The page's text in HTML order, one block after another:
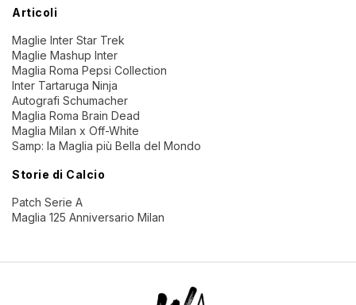
Articoli
Maglie Inter Star Trek
Maglie Mashup Inter
Maglia Roma Pepsi Collection
Inter Tartaruga Ninja
Autografi Schumacher
Maglia Roma Brain Dead
Maglia Milan x Off-White
Samp: la Maglia più Bella del Mondo
Storie di Calcio
Patch Serie A
Maglia 125 Anniversario Milan